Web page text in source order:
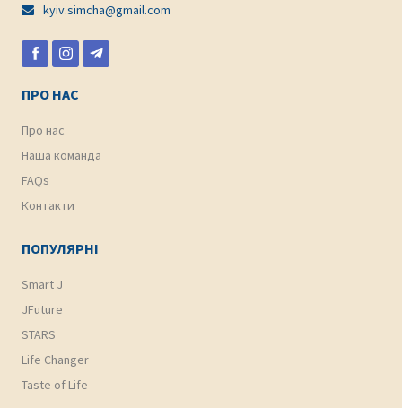
 kyiv.simcha@gmail.com
ПРО НАС
Про нас
Наша команда
FAQs
Контакти
ПОПУЛЯРНІ
Smart J
JFuture
STARS
Life Changer
Taste of Life